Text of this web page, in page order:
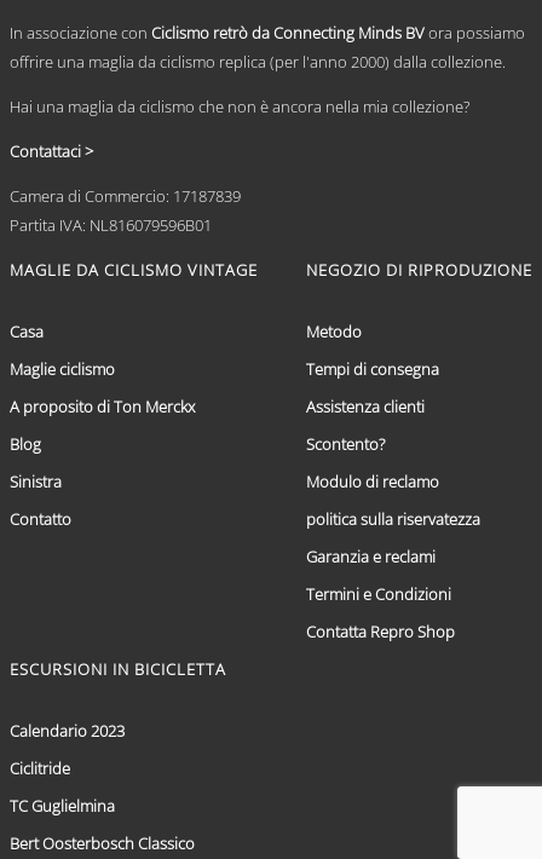
In associazione con Ciclismo retrò da Connecting Minds BVora possiamo
offrire una maglia da ciclismo replica (per l'anno 2000) dalla collezione.
Hai una maglia da ciclismo che non è ancora nella mia collezione?
Contattaci >
Camera di Commercio: 17187839
Partita IVA: NL816079596B01
MAGLIE DA CICLISMO VINTAGE
Casa
Maglie ciclismo
A proposito di Ton Merckx
Blog
Sinistra
Contatto
NEGOZIO DI RIPRODUZIONE
Metodo
Tempi di consegna
Assistenza clienti
Scontento?
Modulo di reclamo
politica sulla riservatezza
Garanzia e reclami
Termini e Condizioni
Contatta Repro Shop
ESCURSIONI IN BICICLETTA
Calendario 2023
Ciclitride
TC Guglielmina
Bert Oosterbosch Classico